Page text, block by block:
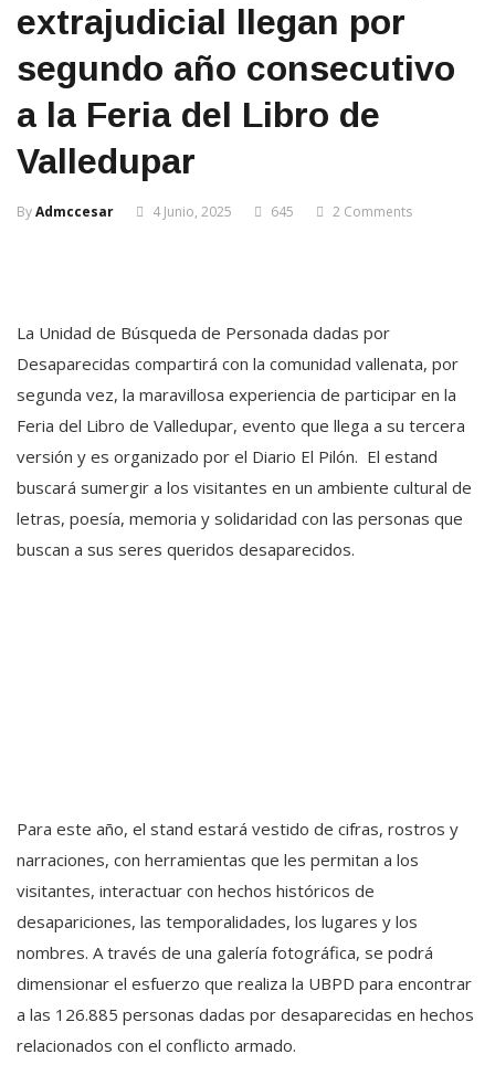
extrajudicial llegan por
segundo año consecutivo
a la Feria del Libro de
Valledupar
ByAdmccesar 4 Junio, 2025 645 2 Comments
La Unidad de Búsqueda de Personada dadas por
Desaparecidas compartirá con la comunidad vallenata, por
segunda vez, la maravillosa experiencia de participar en la
Feria del Libro de Valledupar, evento que llega a su tercera
versión y es organizado por el Diario El Pilón. El estand
buscará sumergir a los visitantes en un ambiente cultural de
letras, poesía, memoria y solidaridad con las personas que
buscan a sus seres queridos desaparecidos.
Para este año, el stand estará vestido de cifras, rostros y
narraciones, con herramientas que les permitan a los
visitantes, interactuar con hechos históricos de
desapariciones, las temporalidades, los lugares y los
nombres. A través de una galería fotográfica, se podrá
dimensionar el esfuerzo que realiza la UBPD para encontrar
a las 126.885 personas dadas por desaparecidas en hechos
relacionados con el conflicto armado.